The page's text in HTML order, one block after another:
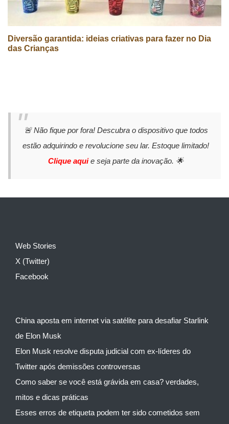
Diversão garantida: ideias criativas para fazer no Dia
das Crianças
🚨 Não fique por fora! Descubra o dispositivo que todos
estão adquirindo e revolucione seu lar. Estoque limitado!
Clique aquie seja parte da inovação. 🌟
Web Stories
X (Twitter)
Facebook
China aposta em internet via satélite para desafiar Starlink
de Elon Musk
Elon Musk resolve disputa judicial com ex-líderes do
Twitter após demissões controversas
Como saber se você está grávida em casa? verdades,
mitos e dicas práticas
Esses erros de etiqueta podem ter sido cometidos sem